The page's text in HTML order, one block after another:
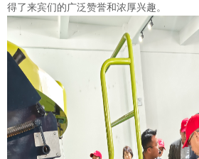
得了来宾们的广泛赞誉和浓厚兴趣。